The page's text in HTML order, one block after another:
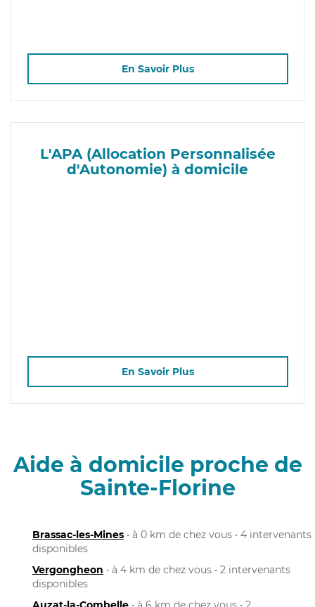
En Savoir Plus
L'APA (Allocation Personnalisée
d'Autonomie) à domicile
En Savoir Plus
Aide à domicile proche de
Sainte-Florine
Brassac-les-Mines • à 0 km de chez vous • 4 intervenants
disponibles
Vergongheon • à 4 km de chez vous • 2 intervenants
disponibles